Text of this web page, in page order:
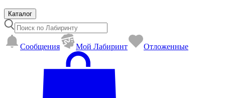
Каталог
Сообщения Mой Лабиринт Отложенные